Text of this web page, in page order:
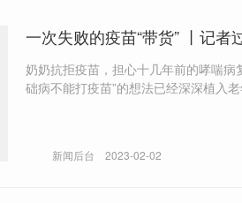
一次失败的疫苗“带货” 丨记者
奶奶抗拒疫苗，担心十几年前的哮喘病
础病不能打疫苗”的想法已经深深植入
家论调，老人自然更愿意相信自己亲眼
新闻后台 2023-02-02